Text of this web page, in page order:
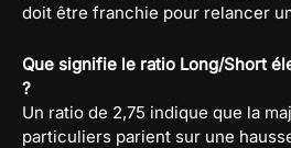
doit être franchie pour relancer
Que signifie le ratio Long/Short
?
Un ratio de 2,75 indique que la
particuliers parient sur une